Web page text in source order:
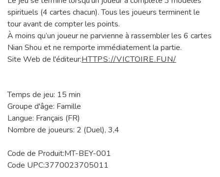
spirituels (4 cartes chacun). Tous les joueurs terminent le
tour avant de compter les points.
À moins qu’un joueur ne parvienne à rassembler les 6 cartes
Nian Shou et ne remporte immédiatement la partie.
Site Web de l'éditeur:HTTPS://VICTOIRE.FUN/
Temps de jeu: 15 min
Groupe d'âge: Famille
Langue: Français (FR)
Nombre de joueurs: 2 (Duel), 3,4
Code de Produit:MT-BEY-001
Code UPC:3770023705011